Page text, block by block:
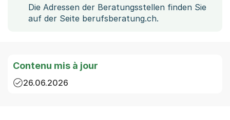
Die Adressen der Beratungsstellen finden Sie
auf der Seite berufsberatung.ch.
Contenu mis à jour
26.06.2026